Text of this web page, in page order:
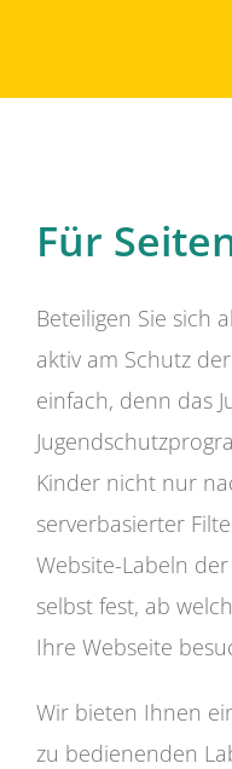
Für
Beteiligen Sie sich
aktiv am Schutz
einfach, denn das
Kinder nicht nur
serverbasierter
Website-Labeln
selbst fest, ab
Ihre Webseite
Wir bieten Ihnen
zu bedienenden